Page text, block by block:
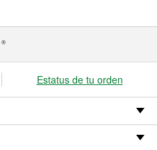
®
Estatus de tu orden